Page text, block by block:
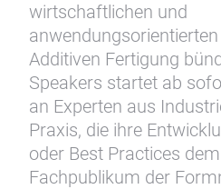
wirtschaftlichen und
Additiven Fertigung
Speakers startet ab
an Experten aus
Praxis, die ihre
oder Best Practices
Fachpublikum der